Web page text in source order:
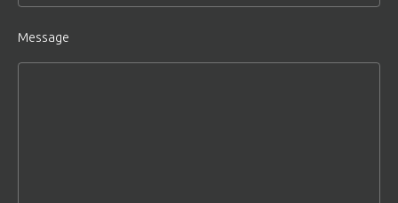
Message